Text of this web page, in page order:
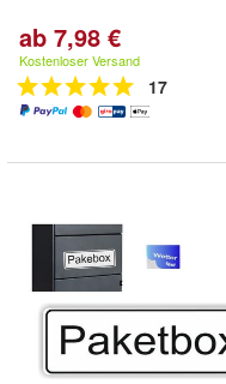
ab 7,98 €
Kostenloser Versand
17